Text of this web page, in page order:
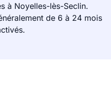
à Noyelles-lès-Seclin.
de 6 à 24 mois